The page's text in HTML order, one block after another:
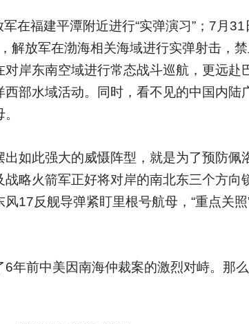
在福建平潭附近进行“实弹演习”；7月
放军在渤海相关海域进行实弹射击，禁
岸东南空域进行常态战斗巡航，更远赴
部水域活动。同时，看不见的中国内陆
如此强大的威慑阵型，就是为了预防佩
略火箭军正好将对岸的南北东三个方向
17反舰导弹紧盯里根号航母，“重点关
年前中美因南海仲裁案的激烈对峙。那